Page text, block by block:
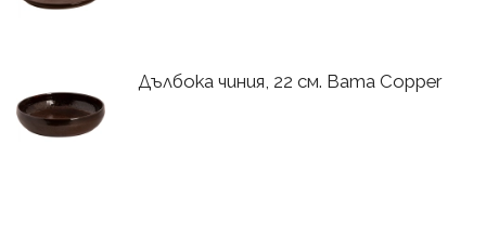
Дълбока чиния, 22 см. Bama Copper